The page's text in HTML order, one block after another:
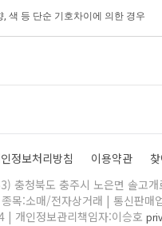
, 색 등 단순 기호차이에 의한 경우
정보처리방침 이용약관
충청북도 충주시 노은면 솔고
목:소매/전자상거래 | 통신판매
개인정보관리책임자:이승호